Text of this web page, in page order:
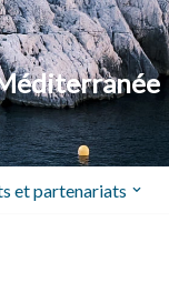
et partenariats